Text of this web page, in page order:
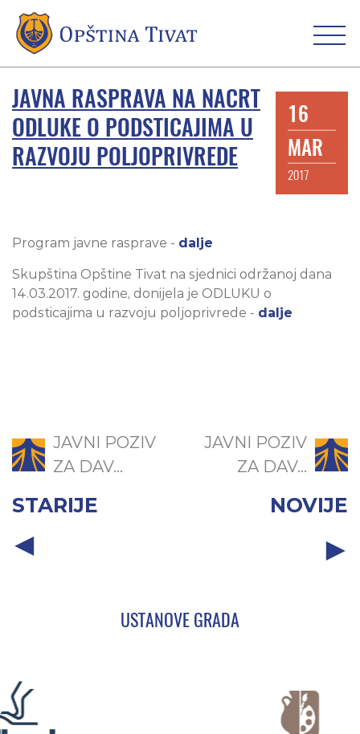
JAVNA RASPRAVA NA NACRT
ODLUKE O PODSTICAJIMA U
RAZVOJU POLJOPRIVREDE
16
MAR
2017
Program javne rasprave - dalje
Skupština Opštine Tivat na sjednici održanoj dana
14.03.2017. godine, donijela je ODLUKU o
podsticajima u razvoju poljoprivrede - dalje
JAVNI POZIV
ZA DAV...
STARIJE
JAVNI POZIV
ZA DAV...
NOVIJE
USTANOVE GRADA